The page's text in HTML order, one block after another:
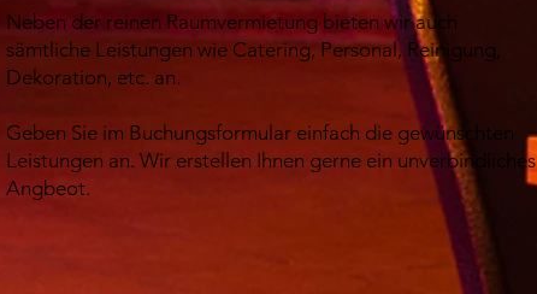
Neben der reinen Raumvermietung bieten wir auch
sämtliche Leistungen wie Catering, Personal, Reinigung,
Dekoration, etc. an.
Geben Sie im Buchungsformular einfach die gewünschten
Leistungen an. Wir erstellen Ihnen gerne ein unverbindliches
Angbeot.